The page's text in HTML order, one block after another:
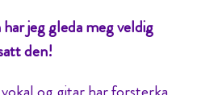
jeg gleda meg veldig
den!